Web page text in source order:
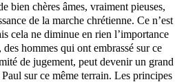
bien chères âmes, vraiment pieuses,
de la marche chrétienne. Ce n’est
cela ne diminue en rien l’importance
hommes qui ont embrassé sur ce
de jugement, peut devenir un grand
sur ce même terrain. Les principes